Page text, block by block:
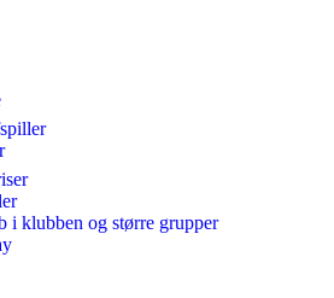
i klubben og større grupper